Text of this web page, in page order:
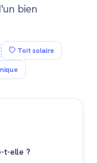
bien
Toit solaire
t-elle ?